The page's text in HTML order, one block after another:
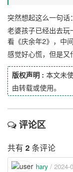
突然想起这么一句话
老婆孩子已经出去
看《庆余年2》，中
感觉好心慌，但是又
版权声明 : 本文未
由转载或使用。
评论区
共有 2 条评论
hary / 2024-